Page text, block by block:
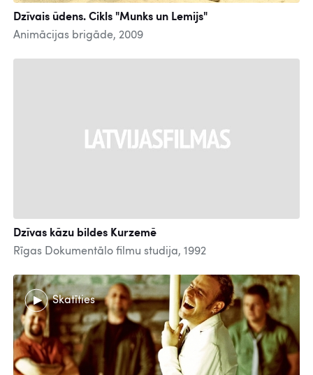
Dzīvais ūdens. Cikls "Munks un Lemijs"
Animācijas brigāde, 2009
Dzīvas kāzu bildes Kurzemē
Rīgas Dokumentālo filmu studija, 1992
Skatīties